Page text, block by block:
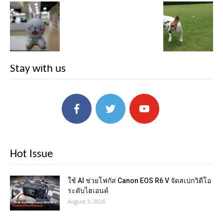
Stay with us
Hot Issue
ใช้ AI ช่วยโฟกัส Canon EOS R6 V จัดสเปกวิดีโอ
ระดับไฮเอนด์
August 3, 2026